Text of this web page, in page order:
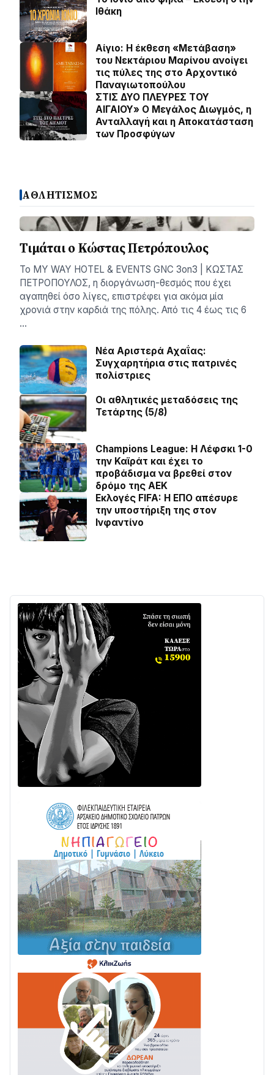
Ιθάκη
Αίγιο: Η έκθεση «Μετάβαση»
του Νεκτάριου Μαρίνου ανοίγει
τις πύλες της στο Αρχοντικό
Παναγιωτοπούλου
ΣΤΙΣ ΔΥΟ ΠΛΕΥΡΕΣ ΤΟΥ
ΑΙΓΑΙΟΥ» Ο Μεγάλος Διωγμός, η
Ανταλλαγή και η Αποκατάσταση
των Προσφύγων
ΑΘΛΗΤΙΣΜΟΣ
Τιμάται ο Κώστας Πετρόπουλος
Το MY WAY HOTEL & EVENTS GNC 3on3 | ΚΩΣΤΑΣ
ΠΕΤΡΟΠΟΥΛΟΣ, η διοργάνωση-θεσμός που έχει
αγαπηθεί όσο λίγες, επιστρέφει για ακόμα μία
χρονιά στην καρδιά της πόλης. Από τις 4 έως τις 6
…
Νέα Αριστερά Αχαΐας:
Συγχαρητήρια στις πατρινές
πολίστριες
Οι αθλητικές μεταδόσεις της
Τετάρτης (5/8)
Champions League: Η Λέφσκι 1-0
την Καϊράτ και έχει το
προβάδισμα να βρεθεί στον
δρόμο της ΑΕΚ
Εκλογές FIFA: Η ΕΠΟ απέσυρε
την υποστήριξη της στον
Ινφαντίνο